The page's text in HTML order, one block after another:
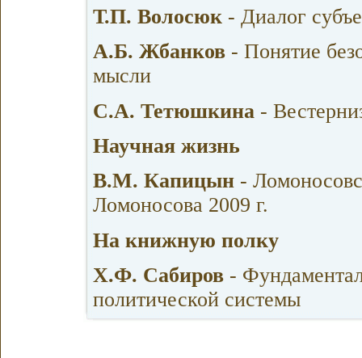
Т.П. Волосюк - Диалог
А.Б. Жбанков - Понятие
мысли
С.А. Тетюшкина -
Научная жизнь
В.М. Капицын -
Ломоносова 2009 г.
На книжную полку
Х.Ф. Сабиров -
политической системы